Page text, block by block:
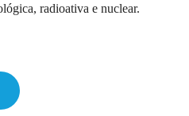
radioativa e nuclear.